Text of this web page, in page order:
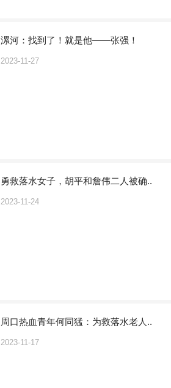
漯河：找到了！就是他——张强！
2023-11-27
勇救落水女子，胡平和詹伟二人被确..
2023-11-24
周口热血青年何同猛：为救落水老人..
2023-11-17